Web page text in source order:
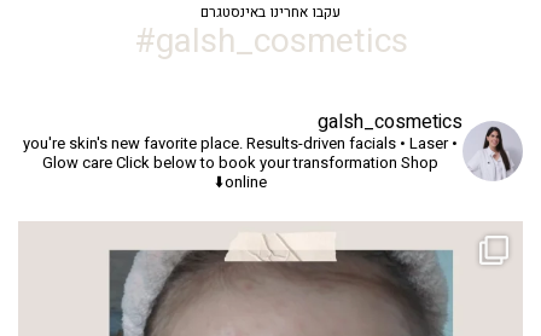
עקבו אחרינו באינסטגרם
galsh_cosmetics#
galsh_cosmetics
you're skin's new favorite place.Results-driven facials • Laser •
Glow careClick below to book your transformation Shop
online⬇️